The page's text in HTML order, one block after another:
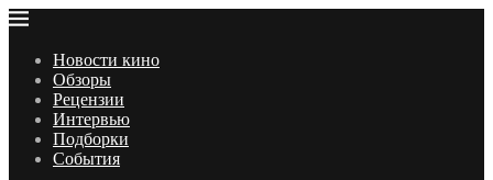
Новости кино
Обзоры
Рецензии
Интервью
Подборки
События